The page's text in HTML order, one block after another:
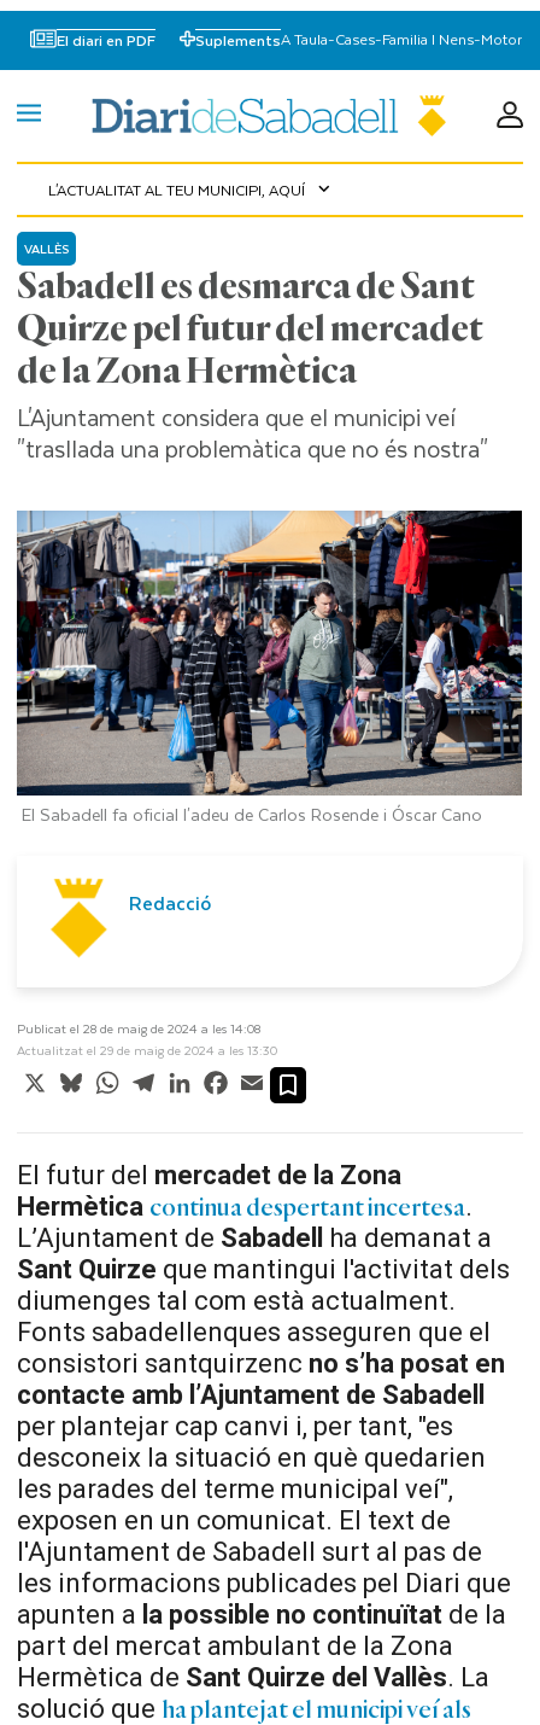
El diari en PDF SuplementsA Taula-Cases-Familia I Nens-Motor
L'ACTUALITAT AL TEU MUNICIPI, AQUÍ expand_more
Sabadell es desmarca de Sant
Quirze pel futur del mercadet
de la Zona Hermètica
VALLÈS
L'Ajuntament considera que el municipi veí
"trasllada una problemàtica que no és nostra"
El Sabadell fa oficial l'adeu de Carlos Rosende i Óscar Cano
Redacció
Publicat el 28 de maig de 2024 a les 14:08
Actualitzat el 29 de maig de 2024 a les 13:30
X BlueskyWhatsApp
TelegramLinkedInFacebook
Email
El futur del mercadet de la Zona
Hermètica continua despertant incertesa.
L’Ajuntament de Sabadell
ha demanat a
Sant Quirze que mantingui l'activitat dels
diumenges tal com està actualment.
Fonts sabadellenques asseguren que el
consistori santquirzenc no s’ha posat en
contacte amb l’Ajuntament de Sabadell
per plantejar cap canvi i, per tant, "es
desconeix la situació en què quedarien
les parades del terme municipal veí",
exposen en un comunicat. El text de
l'Ajuntament de Sabadell surt al pas de
les informacions publicades pel Diari que
apunten a la possible no continuïtat de la
part del mercat ambulant de la Zona
Hermètica de Sant Quirze del Vallès. La
solució que ha plantejat el municipi veí als